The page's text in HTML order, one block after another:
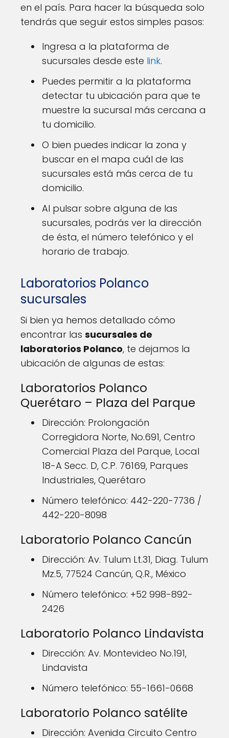
en el país. Para hacer la búsqueda solo
tendrás que seguir estos simples pasos:
Ingresa a la plataforma de
sucursales desde este link.
Puedes permitir a la plataforma
detectar tu ubicación para que te
muestre la sucursal más cercana a
tu domicilio.
O bien puedes indicar la zona y
buscar en el mapa cuál de las
sucursales está más cerca de tu
domicilio.
Al pulsar sobre alguna de las
sucursales, podrás ver la dirección
de ésta, el número telefónico y el
horario de trabajo.
Laboratorios Polanco
sucursales
Si bien ya hemos detallado cómo
encontrar las sucursales de
laboratorios Polanco, te dejamos la
ubicación de algunas de estas:
Laboratorios Polanco
Querétaro – Plaza del Parque
Dirección: Prolongación
Corregidora Norte, No.691, Centro
Comercial Plaza del Parque, Local
18-A Secc. D, C.P. 76169, Parques
Industriales, Querétaro
Número telefónico: 442-220-7736 /
442-220-8098
Laboratorio Polanco Cancún
Dirección: Av. Tulum Lt.31, Diag. Tulum
Mz.5, 77524 Cancún, Q.R., México
Número telefónico: +52 998-892-
2426
Laboratorio Polanco Lindavista
Dirección: Av. Montevideo No.191,
Lindavista
Número telefónico: 55-1661-0668
Laboratorio Polanco satélite
Dirección: Avenida Circuito Centro